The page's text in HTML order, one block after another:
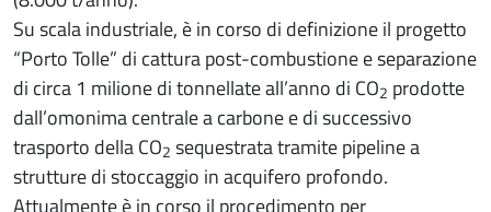
Su scala industriale, è in corso di definizione il progetto
“Porto Tolle” di cattura post-combustione e separazione
di circa 1 milione di tonnellate all’anno di CO2 prodotte
dall’omonima centrale a carbone e di successivo
trasporto della CO2 sequestrata tramite pipeline a
strutture di stoccaggio in acquifero profondo.
Attualmente è in corso il procedimento per